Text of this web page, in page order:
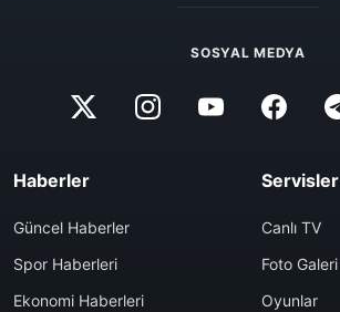
SOSYAL MEDYA
Haberler
Güncel Haberler
Spor Haberleri
Ekonomi Haberleri
Servisler
Canlı TV
Foto Galeri
Oyunlar